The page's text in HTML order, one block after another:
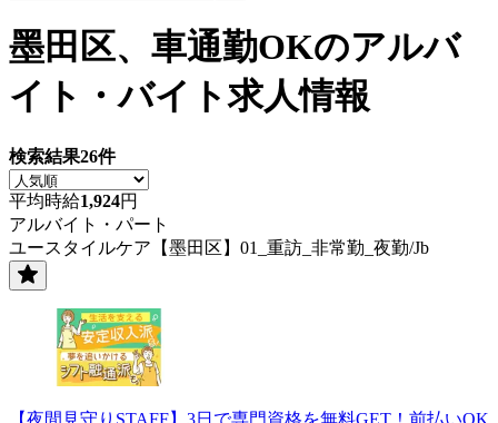
墨田区、車通勤OKのアルバ
イト・バイト求人情報
検索結果26件
平均時給1,924円
アルバイト・パート
ユースタイルケア【墨田区】01_重訪_非常勤_夜勤/Jb
【夜間見守りSTAFF】3日で専門資格を無料GET！前払いOK